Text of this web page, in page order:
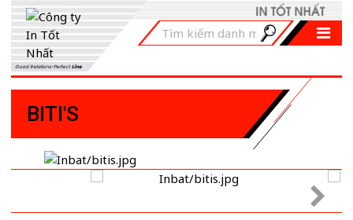
Good Relations-PerfectLine
BITI'S